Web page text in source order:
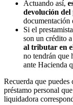
Actuando así,
devolución del
documentación
Si el
son un crédito
al tributar en
no tendrán que
ante Hacienda
Recuerda que
préstamo personal
liquidadora